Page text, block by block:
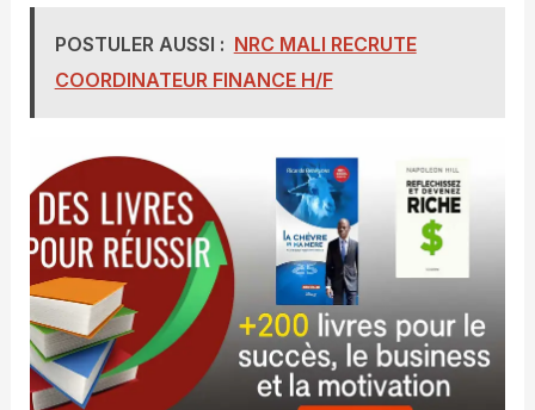
POSTULER AUSSI : NRC MALI RECRUTE
COORDINATEUR FINANCE H/F